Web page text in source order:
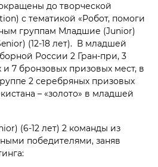
до творческой
с тематикой «Робот, помоги
группам Младшие (Junior)
(12-18 лет). В младшей
России 2 Гран-при, 3
7 бронзовых призовых мест, в
2 серебряных призовых
– «золото» в младшей
(6-12 лет) 2 команды из
победителями, заняв